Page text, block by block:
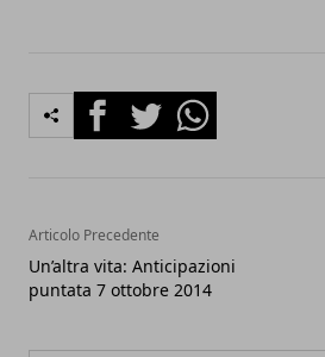
FacebookTwitterWhatsapp
Articolo Precedente
Un’altra vita: Anticipazioni
puntata 7 ottobre 2014